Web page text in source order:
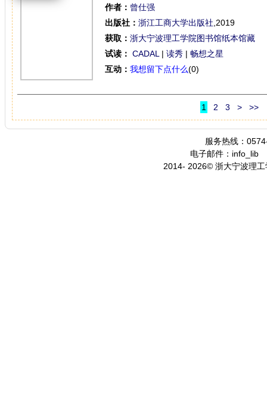
作者： 曾仕强
出版社： 浙江工商大学出版社 ,2019
获取： 浙大宁波理工学院图书馆纸本馆藏
试读： CADAL | 读秀 | 畅想之星
互动： 我想留下点什么(0)
1 2 3 > >>
服务热线：
电子邮件：info_lib
2014- 2026© 浙大宁波理工